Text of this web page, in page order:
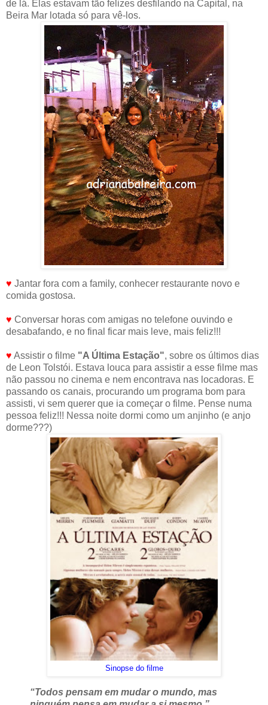
de lá. Elas estavam tão felizes desfilando na Capital, na
Beira Mar lotada só para vê-los.
♥ Jantar fora com a family, conhecer restaurante novo e
comida gostosa.
♥ Conversar horas com amigas no telefone ouvindo e
desabafando, e no final ficar mais leve, mais feliz!!!
♥ Assistir o filme "A Última Estação", sobre os últimos dias
de Leon Tolstói. Estava louca para assistir a esse filme mas
não passou no cinema e nem encontrava nas locadoras. E
passando os canais, procurando um programa bom para
assisti, vi sem querer que ia começar o filme. Pense numa
pessoa feliz!!! Nessa noite dormi como um anjinho (e anjo
dorme???)
Sinopse do filme
“Todos pensam em mudar o mundo, mas